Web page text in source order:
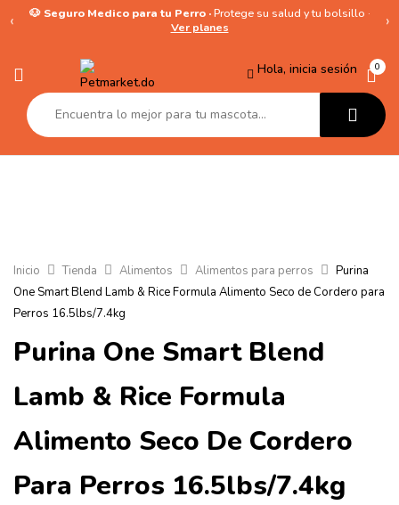
‹ 🐶 Seguro Medico para tu Perro ·Protege su salud y tu bolsillo ·
Ver planes
›
Hola, inicia sesión 0
Inicio Tienda Alimentos Alimentos para perros
Purina
One Smart Blend Lamb & Rice Formula Alimento Seco de Cordero para
Perros 16.5lbs/7.4kg
Purina One Smart Blend
Lamb & Rice Formula
Alimento Seco De Cordero
Para Perros 16.5lbs/7.4kg